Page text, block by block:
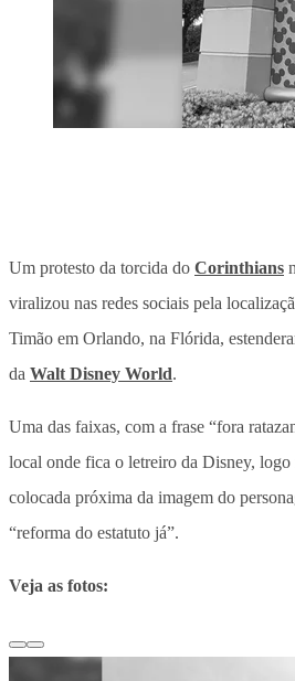
Um protesto da torcida do Corinthians
viralizou nas redes sociais pela
Timão em Orlando, na Flórida,
da Walt Disney World.
Uma das faixas, com a frase “fora
local onde fica o letreiro da Disney,
colocada próxima da imagem do
“reforma do estatuto já”.
Veja as fotos: